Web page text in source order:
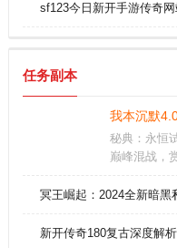
sf123今日新开手游传奇
任务副本
我本沉默
秘典：永恒
巅峰混战，
升，更解锁
宝任你纵横
冥王崛起：2024全新暗
新开传奇180复古深度解